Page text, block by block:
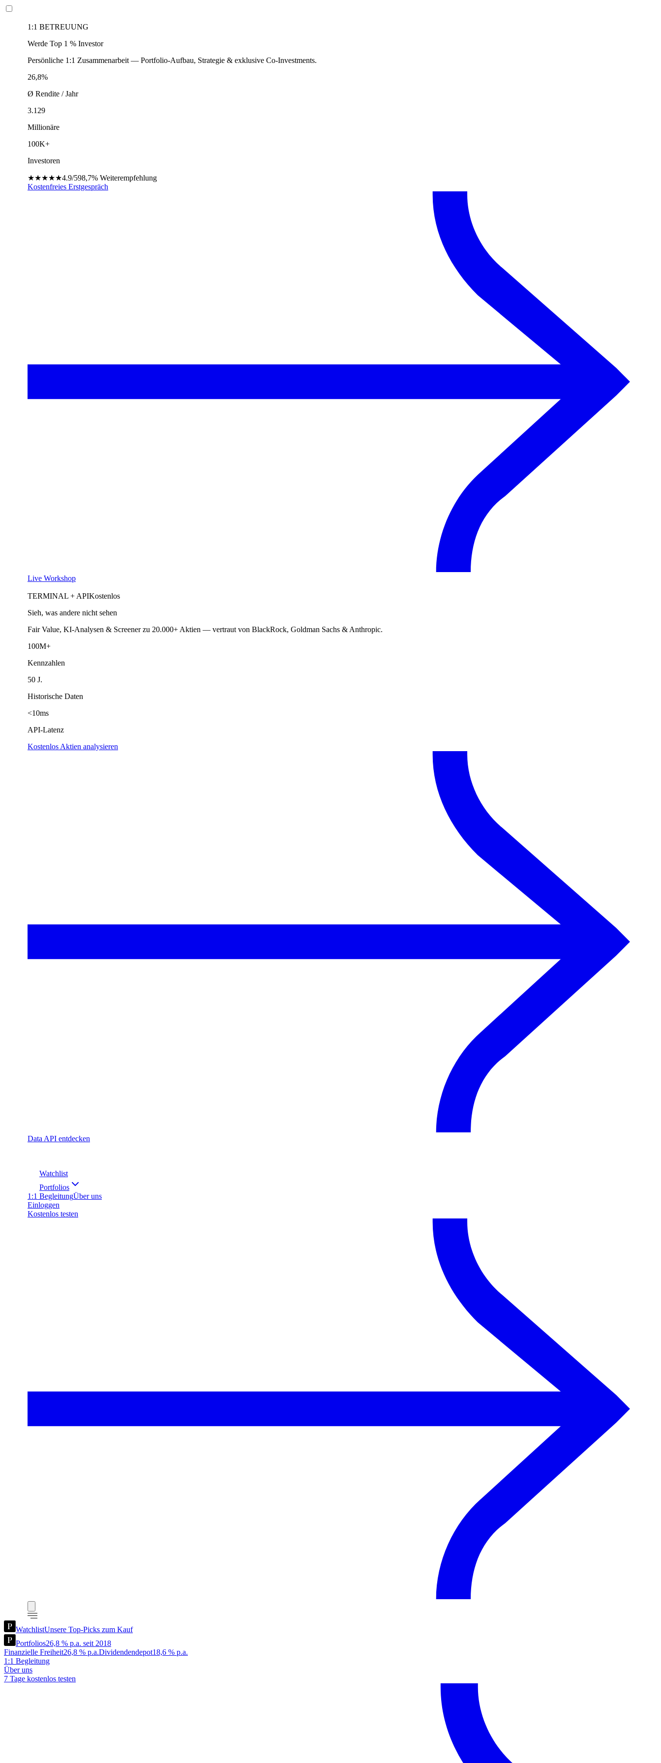
1:1 BETREUUNG
Werde Top 1 % Investor
Persönliche 1:1 Zusammenarbeit — Portfolio-Aufbau, Strategie & exklusive Co-Investments.
26,8%
Ø Rendite / Jahr
3.129
Millionäre
100K+
Investoren
★★★★★4.9/598,7% Weiterempfehlung
Kostenfreies Erstgespräch
Live Workshop
TERMINAL + APIKostenlos
Sieh, was andere nicht sehen
Fair Value, KI-Analysen & Screener zu 20.000+ Aktien — vertraut von BlackRock, Goldman Sachs & Anthropic.
100M+
Kennzahlen
50 J.
Historische Daten
<10ms
API-Latenz
Kostenlos Aktien analysieren
Data API entdecken
Watchlist
Portfolios
1:1 BegleitungÜber uns
Einloggen
Kostenlos testen
WatchlistUnsere Top-Picks zum Kauf
Portfolios26,8 % p.a. seit 2018
Finanzielle Freiheit26,8 % p.a.Dividendendepot18,6 % p.a.
1:1 Begleitung
Über uns
7 Tage kostenlos testen